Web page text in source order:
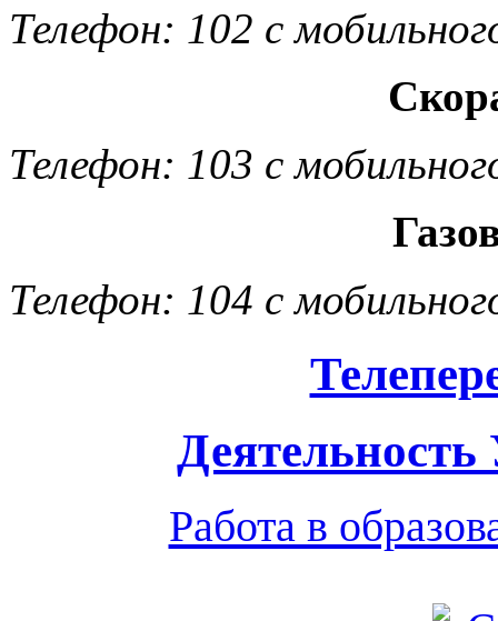
Телефон: 102 с
Телефон: 103 с
Телефон: 104 с
Работа в